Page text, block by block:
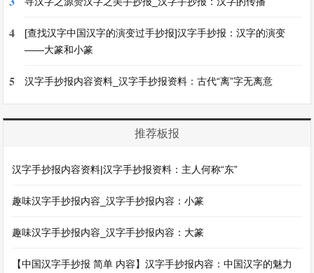
4
[查找汉字中国汉字的演变过手抄报]汉字手抄报：汉字的演变
——大篆和小篆
5 汉字手抄报内容资料_汉字手抄报资料：古代“离”字无离意
推荐板报
汉字手抄报内容资料|汉字手抄报资料：主人何称“东”
趣味汉字手抄报内容_汉字手抄报内容：小篆
趣味汉字手抄报内容_汉字手抄报内容：大篆
【中国汉字手抄报 简单 内容】汉字手抄报内容：中国汉字的魅力